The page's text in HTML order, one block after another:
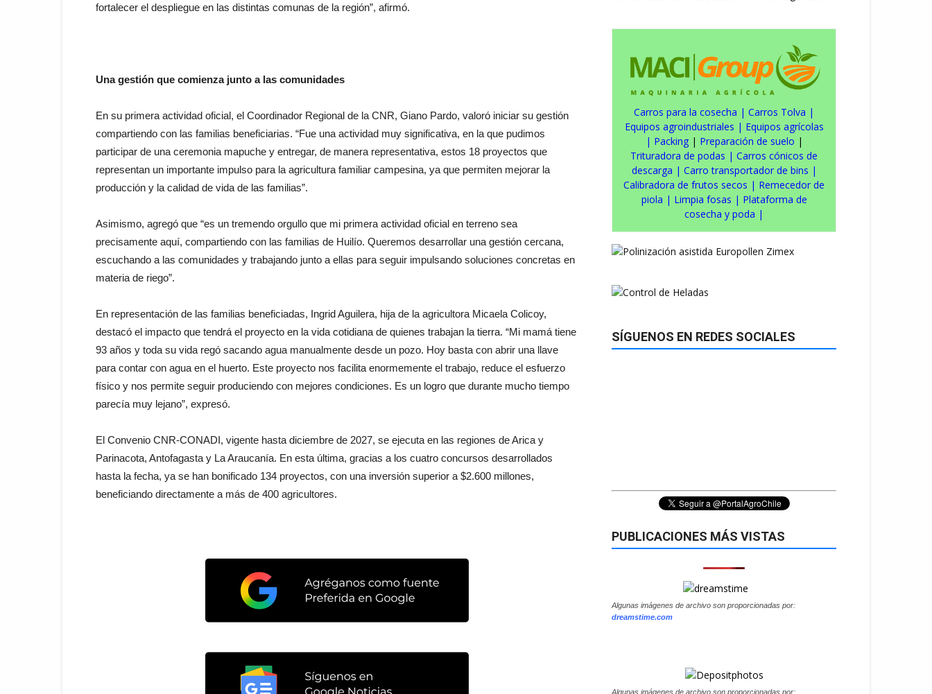
fortalecer el despliegue en las distintas comunas de la región”, afirmó.
Una gestión que comienza junto a las comunidades
En su primera actividad oficial, el Coordinador Regional de la CNR, Giano Pardo, valoró iniciar su gestión
compartiendo con las familias beneficiarias. “Fue una actividad muy significativa, en la que pudimos
participar de una ceremonia mapuche y entregar, de manera representativa, estos 18 proyectos que
representan un importante impulso para la agricultura familiar campesina, ya que permiten mejorar la
producción y la calidad de vida de las familias”.
Asimismo, agregó que “es un tremendo orgullo que mi primera actividad oficial en terreno sea
precisamente aquí, compartiendo con las familias de Huilío. Queremos desarrollar una gestión cercana,
escuchando a las comunidades y trabajando junto a ellas para seguir impulsando soluciones concretas en
materia de riego”.
En representación de las familias beneficiadas, Ingrid Aguilera, hija de la agricultora Micaela Colicoy,
destacó el impacto que tendrá el proyecto en la vida cotidiana de quienes trabajan la tierra. “Mi mamá tiene
93 años y toda su vida regó sacando agua manualmente desde un pozo. Hoy basta con abrir una llave
para contar con agua en el huerto. Este proyecto nos facilita enormemente el trabajo, reduce el esfuerzo
físico y nos permite seguir produciendo con mejores condiciones. Es un logro que durante mucho tiempo
parecía muy lejano”, expresó.
El Convenio CNR-CONADI, vigente hasta diciembre de 2027, se ejecuta en las regiones de Arica y
Parinacota, Antofagasta y La Araucanía. En esta última, gracias a los cuatro concursos desarrollados
hasta la fecha, ya se han bonificado 134 proyectos, con una inversión superior a $2.600 millones,
beneficiando directamente a más de 400 agricultores.
Carros para la cosecha | Carros Tolva |
Equipos agroindustriales | Equipos agrícolas
| Packing| Preparación de suelo |
Trituradora de podas | Carros cónicos de
descarga | Carro transportador de bins |
Calibradora de frutos secos | Remecedor de
piola | Limpia fosas | Plataforma de
cosecha y poda |
SÍGUENOS EN REDES SOCIALES
PUBLICACIONES MÁS VISTAS
Algunas imágenes de archivo son proporcionadas por:
dreamstime.com
Algunas imágenes de archivo son proporcionadas por: